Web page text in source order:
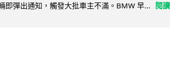
即彈出通知，觸發大批車主不滿。BMW 早...
閱讀